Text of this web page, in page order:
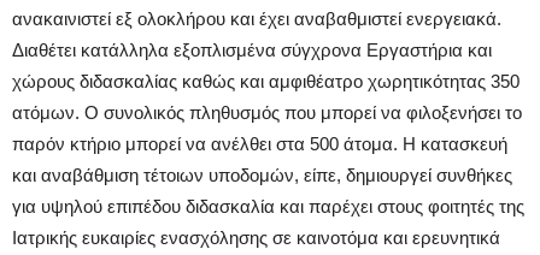
ανακαινιστεί εξ ολοκλήρου και έχει αναβαθμιστεί ενεργειακά.
Διαθέτει κατάλληλα εξοπλισμένα σύγχρονα Εργαστήρια και
χώρους διδασκαλίας καθώς και αμφιθέατρο χωρητικότητας 350
ατόμων. Ο συνολικός πληθυσμός που μπορεί να φιλοξενήσει το
παρόν κτήριο μπορεί να ανέλθει στα 500 άτομα. Η κατασκευή
και αναβάθμιση τέτοιων υποδομών, είπε, δημιουργεί συνθήκες
για υψηλού επιπέδου διδασκαλία και παρέχει στους φοιτητές της
Ιατρικής ευκαιρίες ενασχόλησης σε καινοτόμα και ερευνητικά